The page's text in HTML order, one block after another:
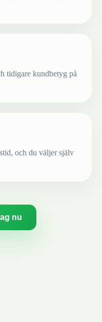
tidigare kundbetyg på
och du väljer själv
nu